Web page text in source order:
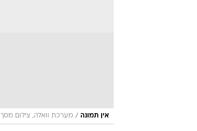
אין תמונה / מערכת וואלה, צילום מסך